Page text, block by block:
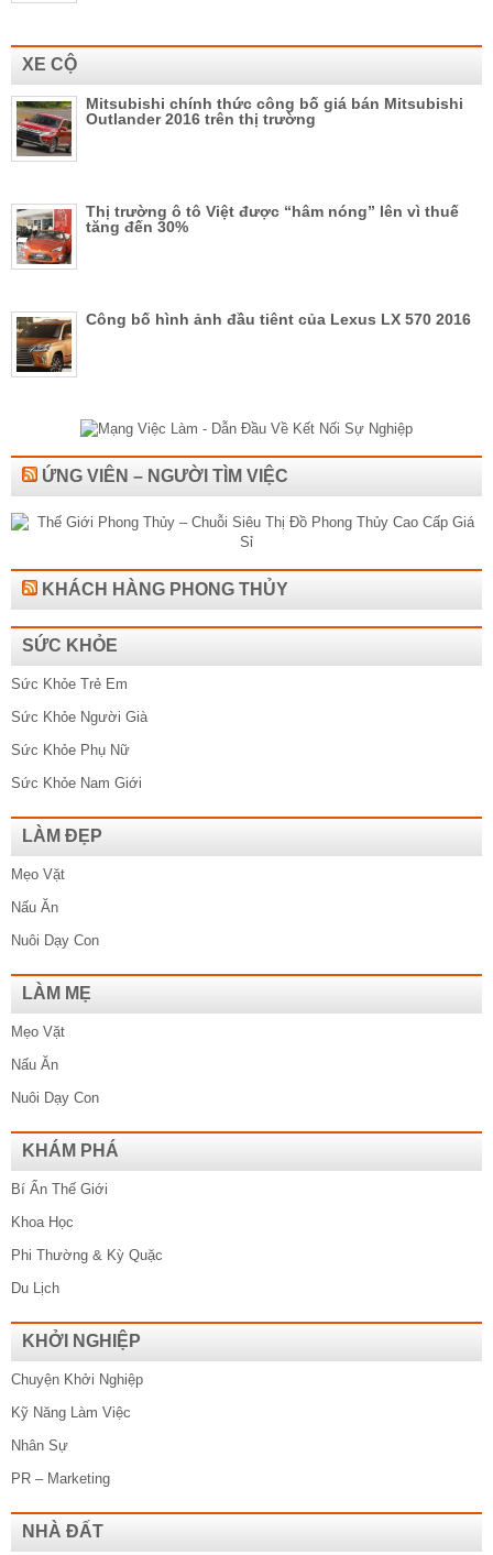
XE CỘ
Mitsubishi chính thức công bố giá bán Mitsubishi
Outlander 2016 trên thị trường
Thị trường ô tô Việt được “hâm nóng” lên vì thuế
tăng đến 30%
Công bố hình ảnh đầu tiênt của Lexus LX 570 2016
ỨNG VIÊN – NGƯỜI TÌM VIỆC
KHÁCH HÀNG PHONG THỦY
SỨC KHỎE
Sức Khỏe Trẻ Em
Sức Khỏe Người Già
Sức Khỏe Phụ Nữ
Sức Khỏe Nam Giới
LÀM ĐẸP
Mẹo Vặt
Nấu Ăn
Nuôi Dạy Con
LÀM MẸ
Mẹo Vặt
Nấu Ăn
Nuôi Dạy Con
KHÁM PHÁ
Bí Ẩn Thế Giới
Khoa Học
Phi Thường & Kỳ Quặc
Du Lịch
KHỞI NGHIỆP
Chuyện Khởi Nghiệp
Kỹ Năng Làm Việc
Nhân Sự
PR – Marketing
NHÀ ĐẤT